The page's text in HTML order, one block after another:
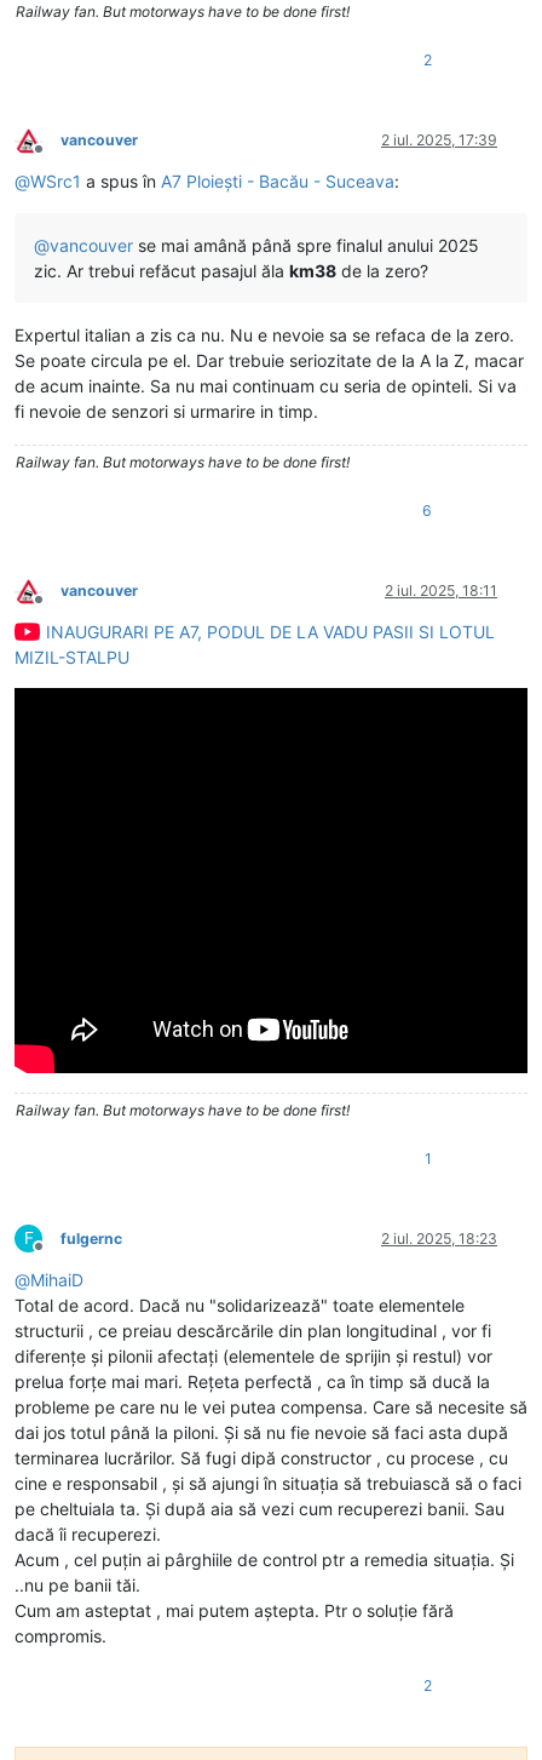
Railway fan. But motorways have to be done first!
2
Deconectat
vancouver 2 iul. 2025, 17:39
@WSrc1 a spus în A7 Ploiești - Bacău - Suceava:
@vancouver se mai amână până spre finalul anului 2025
zic. Ar trebui refăcut pasajul ăla km38 de la zero?
Expertul italian a zis ca nu. Nu e nevoie sa se refaca de la zero.
Se poate circula pe el. Dar trebuie seriozitate de la A la Z, macar
de acum inainte. Sa nu mai continuam cu seria de opinteli. Si va
fi nevoie de senzori si urmarire in timp.
Railway fan. But motorways have to be done first!
6
Deconectat
vancouver 2 iul. 2025, 18:11
INAUGURARI PE A7, PODUL DE LA VADU PASII SI LOTUL
MIZIL-STALPU
Railway fan. But motorways have to be done first!
1
F
Deconectat
fulgernc 2 iul. 2025, 18:23
@MihaiD
Total de acord. Dacă nu "solidarizează" toate elementele
structurii , ce preiau descărcările din plan longitudinal , vor fi
diferențe și pilonii afectați (elementele de sprijin și restul) vor
prelua forțe mai mari. Rețeta perfectă , ca în timp să ducă la
probleme pe care nu le vei putea compensa. Care să necesite să
dai jos totul până la piloni. Și să nu fie nevoie să faci asta după
terminarea lucrărilor. Să fugi dipă constructor , cu procese , cu
cine e responsabil , și să ajungi în situația să trebuiască să o faci
pe cheltuiala ta. Și după aia să vezi cum recuperezi banii. Sau
dacă îi recuperezi.
Acum , cel puțin ai pârghiile de control ptr a remedia situația. Și
..nu pe banii tăi.
Cum am asteptat , mai putem aștepta. Ptr o soluție fără
compromis.
2